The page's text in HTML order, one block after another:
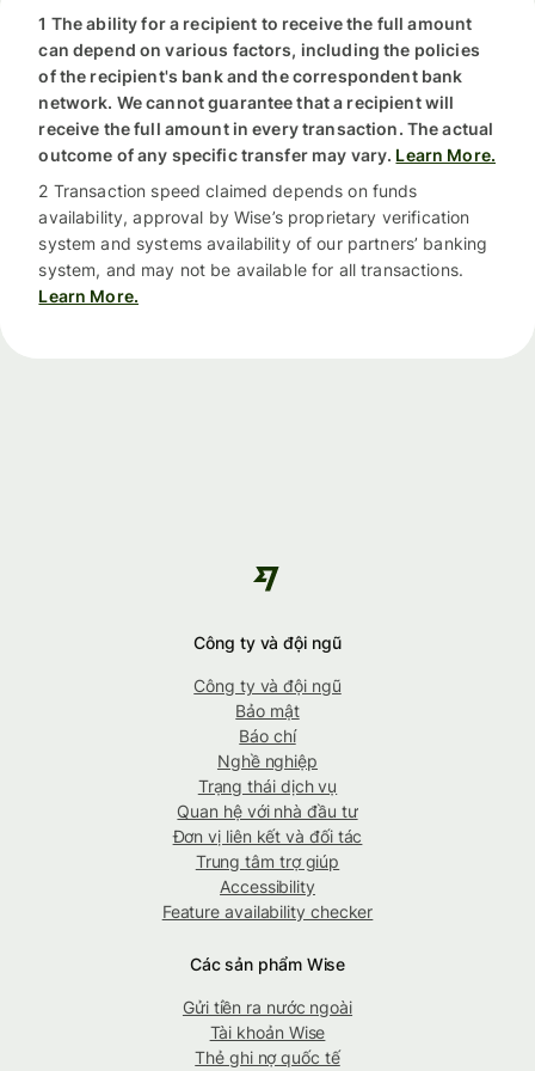
1 The ability for a recipient to receive the full amount
can depend on various factors, including the policies
of the recipient's bank and the correspondent bank
network. We cannot guarantee that a recipient will
receive the full amount in every transaction. The actual
outcome of any specific transfer may vary. Learn More.
2 Transaction speed claimed depends on funds
availability, approval by Wise’s proprietary verification
system and systems availability of our partners’ banking
system, and may not be available for all transactions.
Learn More.
Công ty và đội ngũ
Công ty và đội ngũ
Bảo mật
Báo chí
Nghề nghiệp
Trạng thái dịch vụ
Quan hệ với nhà đầu tư
Đơn vị liên kết và đối tác
Trung tâm trợ giúp
Accessibility
Feature availability checker
Các sản phẩm Wise
Gửi tiền ra nước ngoài
Tài khoản Wise
Thẻ ghi nợ quốc tế